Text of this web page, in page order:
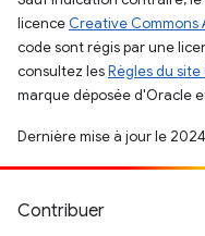
licence Creative Commons
code sont régis par une
consultez lesRègles du
marque déposée d'Oracle
Dernière mise à jour le
Contribuer